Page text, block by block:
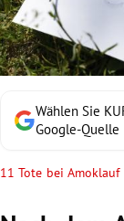
Untermenü
Untermenü
Untermenü
Wählen Sie
Google-Quelle
11 Tote bei Amoklauf